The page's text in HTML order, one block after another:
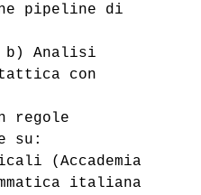
pipeline di
b) Analisi
con
regole
su:
(Accademia
italiana